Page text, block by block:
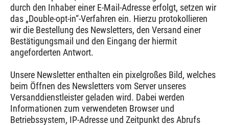
durch den Inhaber einer E-Mail-Adresse erfolgt, setzen wir
das „Double-opt-in“-Verfahren ein. Hierzu protokollieren
wir die Bestellung des Newsletters, den Versand einer
Bestätigungsmail und den Eingang der hiermit
angeforderten Antwort.
Unsere Newsletter enthalten ein pixelgroßes Bild, welches
beim Öffnen des Newsletters vom Server unseres
Versanddienstleister geladen wird. Dabei werden
Informationen zum verwendeten Browser und
Betriebssystem, IP-Adresse und Zeitpunkt des Abrufs